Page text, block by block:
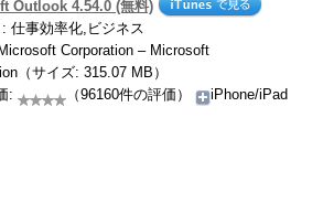
Outlook 4.54.0 (無料)
仕事効率化,ビジネス
Corporation – Microsoft
（サイズ: 315.07 MB）
:
（96160件の評価）
iPhone/iPad